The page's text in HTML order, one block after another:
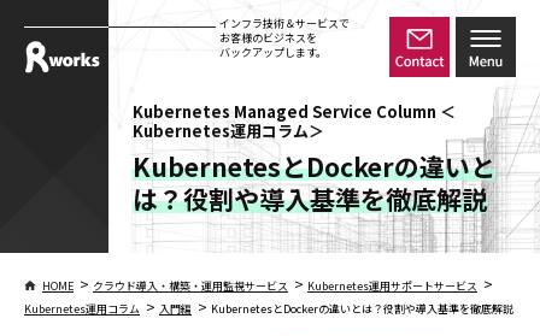
インフラ技術＆サービスで
お客様のビジネスを
バックアップします。
Kubernetes Managed Service Column ＜
Kubernetes運用コラム＞
KubernetesとDockerの違いと
は？役割や導入基準を徹底解説
HOME > クラウド導入・構築・運用監視サービス > Kubernetes運用サポートサービス >
Kubernetes運用コラム > 入門編 > KubernetesとDockerの違いとは？役割や導入基準を徹底解説